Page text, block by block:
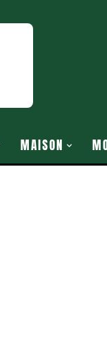
MAISON